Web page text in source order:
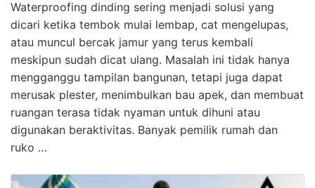
Waterproofing dinding sering menjadi solusi yang
dicari ketika tembok mulai lembap, cat mengelupas,
atau muncul bercak jamur yang terus kembali
meskipun sudah dicat ulang. Masalah ini tidak hanya
mengganggu tampilan bangunan, tetapi juga dapat
merusak plester, menimbulkan bau apek, dan membuat
ruangan terasa tidak nyaman untuk dihuni atau
digunakan beraktivitas. Banyak pemilik rumah dan
ruko …